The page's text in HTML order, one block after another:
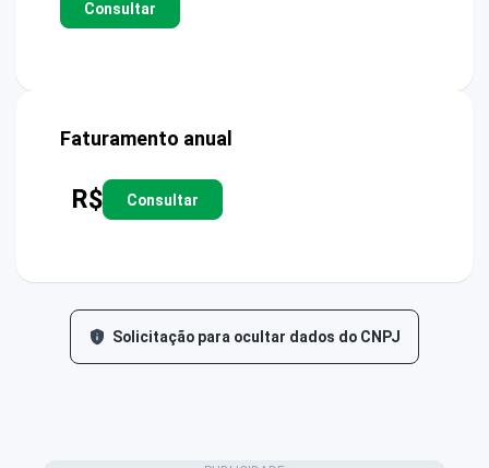
Consultar
Faturamento anual
R$ Consultar
Solicitação para ocultar dados do CNPJ